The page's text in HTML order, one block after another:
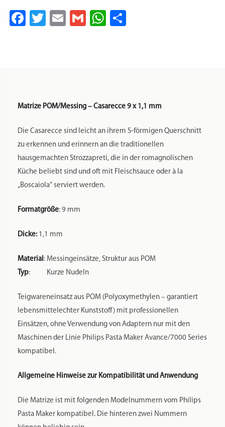
Facebook
Twitter
EmailGmailWhatsApp
Matrize POM/Messing – Casarecce 9 x 1,1 mm
Die Casarecce sind leicht an ihrem S-förmigen Querschnitt
zu erkennen und erinnern an die traditionellen
hausgemachten Strozzapreti, die in der romagnolischen
Küche beliebt sind und oft mit Fleischsauce oder à la
„Boscaiola“ serviert werden.
Formatgröße: 9 mm
Dicke: 1,1 mm
Material: Messingeinsätze, Struktur aus POM
Typ: Kurze Nudeln
Teigwareneinsatz aus POM (Polyoxymethylen – garantiert
lebensmittelechter Kunststoff) mit professionellen
Einsätzen, ohne Verwendung von Adaptern nur mit den
Maschinen der Linie Philips Pasta Maker Avance/7000 Series
kompatibel.
Allgemeine Hinweise zur Kompatibilität und Anwendung
Die Matrize ist mit folgenden Modelnummern vom Philips
Pasta Maker kompatibel. Die hinteren zwei Nummern